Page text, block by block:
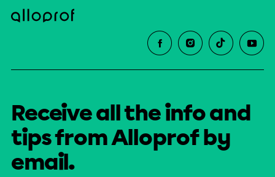
Receive all the info and
tips from Alloprof by
email.